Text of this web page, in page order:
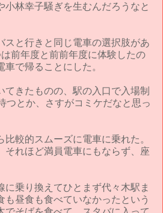
小林幸子騒ぎを生むんだろうなと
スと行きと同じ電車の選択肢があ
前年度と前前年度に体験したの
で帰ることにした。
てきたものの、駅の入口で入場制
つとか、さすがコミケだなと思っ
較的スムーズに電車に乗れた。
それほど満員電車にもならず、座
に乗り換えてひとまず代々木駅ま
も昼食も食べていなかったという